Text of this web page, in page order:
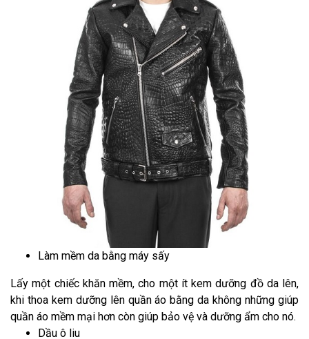
Làm mềm da bằng máy sấy
Lấy một chiếc khăn mềm, cho một ít kem dưỡng đồ da lên,
khi thoa kem dưỡng lên quần áo bằng da không những giúp
quần áo mềm mại hơn còn giúp bảo vệ và dưỡng ẩm cho nó.
Dầu ô liu